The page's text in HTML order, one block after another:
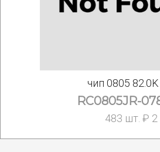
чип 0805 82.0K
RC0805JR-
483 шт. ₽ 2